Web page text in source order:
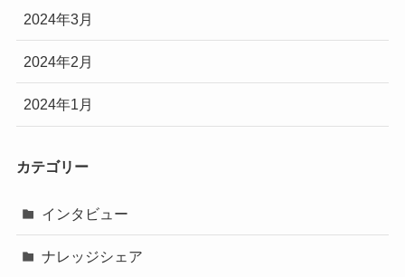
2024年3月
2024年2月
2024年1月
カテゴリー
インタビュー
ナレッジシェア